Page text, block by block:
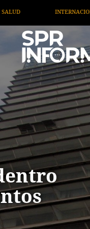
MIGRANTE INFORMA